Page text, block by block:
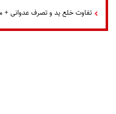
تفاوت خلع ید و تصرف عدوانی